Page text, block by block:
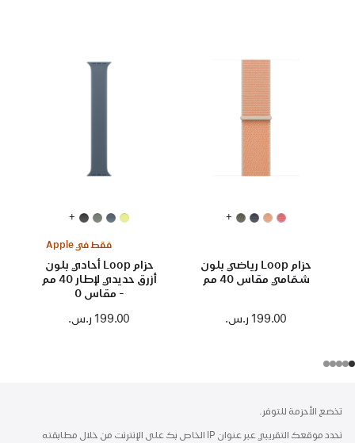
+
حزام Loop رياضي بلون
شمّامي مقاس 40 مم
199.00 ر.س.‏
+
فقط في Apple
حزام Loop أحادي بلون
أزرق حديدي لإطار 40 مم
- مقاس 0
199.00 ر.س.‏
الحاشية
الحواشي
تخضع الأحزمة للتوفر.
نحدد موقعك التقريبي عبر عنوان IP الخاص بك على الإنترنت من خلال مطابقته